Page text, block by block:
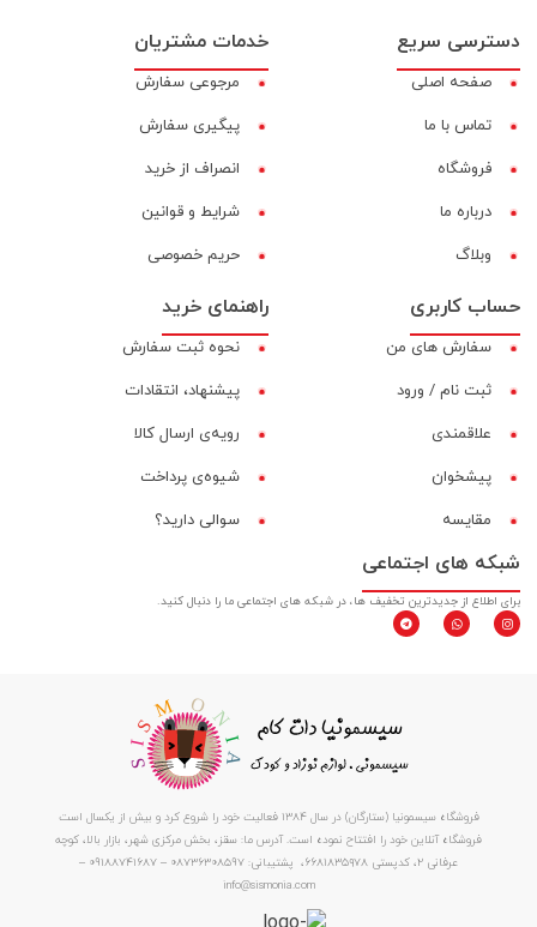
دسترسی سریع
صفحه اصلی
تماس با ما
فروشگاه
درباره ما
وبلاگ
خدمات مشتریان
مرجوعی سفارش
پیگیری سفارش
انصراف از خرید
شرایط و قوانین
حریم خصوصی
حساب کاربری
سفارش های من
ثبت نام / ورود
علاقمندی
پیشخوان
مقایسه‌
راهنمای خرید
نحوه ثبت سفارش
پیشنهاد، انتقادات
رویه‌ی ارسال کالا
شیوه‌ی پرداخت
سوالی دارید؟
شبکه های اجتماعی
برای اطلاع از جدیدترین تخفیف ها، در شبکه های اجتماعی ما را دنبال کنید.
فروشگاه سیسمونیا (ستارگان) در سال 1384 فعالیت خود را شروع کرد و بیش از یکسال است
فروشگاه آنلاین خود را افتتاح نموده است. آدرس ما: سقز، بخش مرکزی شهر، بازار بالا، کوچه
عرفانی ۲، کدپستی ۶۶۸۱۸۳۵۹۷۸، پشتیبانی: 08736308597 – 09188741687 –
info@sismonia.com